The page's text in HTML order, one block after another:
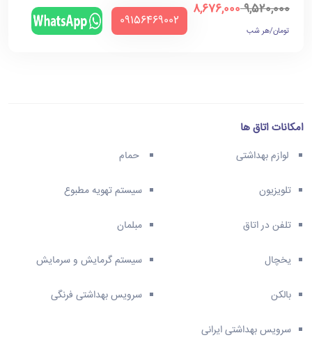
9,520,000
8,676,000
تومان/هر شب
‪09156469002‬
امکانات اتاق ها
لوازم بهداشتی حمام
تلویزیون سیستم تهویه مطبوع
تلفن در اتاق مبلمان
یخچال سیستم گرمایش و سرمایش
بالکن سرویس بهداشتی فرنگی
سرویس بهداشتی ایرانی